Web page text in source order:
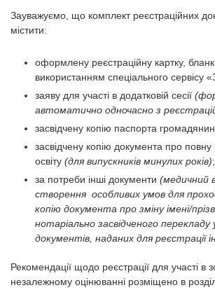
Зауважуємо, що комплект реєстраційних
містити:
оформлену реєстраційну картку,
використанням спеціального сервісу
заяву для участі в додатковій сесії
автоматично одночасно з
засвідчену копію паспорта
засвідчену копію документа про
освіту (для випускників минулих років);
за потреби інші документи (медичний
створення особливих умов для
копію документа про зміну імені/
нотаріально засвідченого
документів, наданих для реєстрації
Рекомендації щодо реєстрації для участі в
незалежному оцінюванні розміщено в